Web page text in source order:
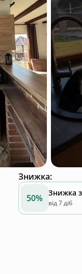
Знижка:
50% Знижка
від 7 діб